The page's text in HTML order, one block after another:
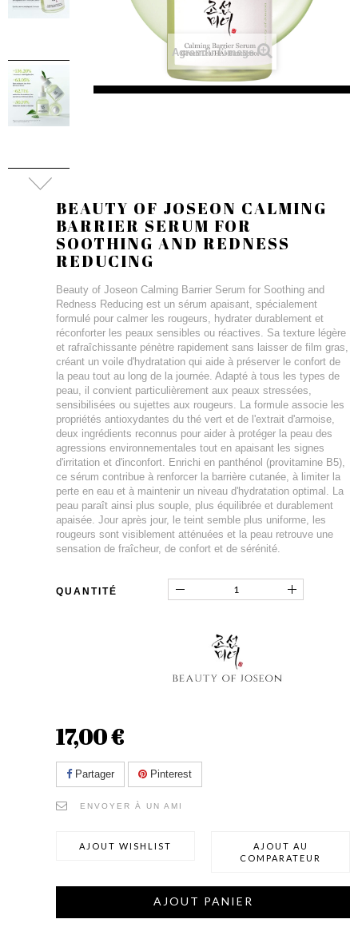
Agrandir l'image
BEAUTY OF JOSEON CALMING
BARRIER SERUM FOR
SOOTHING AND REDNESS
REDUCING
Beauty of Joseon Calming Barrier Serum for Soothing and
Redness Reducing est un sérum apaisant, spécialement
formulé pour calmer les rougeurs, hydrater durablement et
réconforter les peaux sensibles ou réactives. Sa texture légère
et rafraîchissante pénètre rapidement sans laisser de film gras,
créant un voile d'hydratation qui aide à préserver le confort de
la peau tout au long de la journée. Adapté à tous les types de
peau, il convient particulièrement aux peaux stressées,
sensibilisées ou sujettes aux rougeurs. La formule associe les
propriétés antioxydantes du thé vert et de l'extrait d'armoise,
deux ingrédients reconnus pour aider à protéger la peau des
agressions environnementales tout en apaisant les signes
d'irritation et d'inconfort. Enrichi en panthénol (provitamine B5),
ce sérum contribue à renforcer la barrière cutanée, à limiter la
perte en eau et à maintenir un niveau d'hydratation optimal. La
peau paraît ainsi plus souple, plus équilibrée et durablement
apaisée. Jour après jour, le teint semble plus uniforme, les
rougeurs sont visiblement atténuées et la peau retrouve une
sensation de fraîcheur, de confort et de sérénité.
QUANTITÉ
17,00 €
Partager Pinterest
ENVOYER À UN AMI
AJOUT WISHLIST
AJOUT AU
COMPARATEUR
AJOUT PANIER